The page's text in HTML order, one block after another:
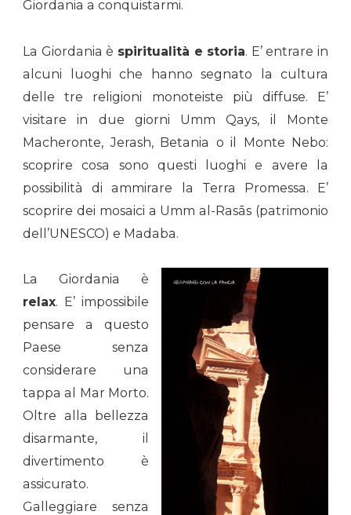
Giordania a conquistarmi.
La Giordania è spiritualità e storia. E’ entrare in
alcuni luoghi che hanno segnato la cultura
delle tre religioni monoteiste più diffuse. E’
visitare in due giorni Umm Qays, il Monte
Macheronte, Jerash, Betania o il Monte Nebo:
scoprire cosa sono questi luoghi e avere la
possibilità di ammirare la Terra Promessa. E’
scoprire dei mosaici a Umm al-Rasās (patrimonio
dell’UNESCO) e Madaba.
La Giordania è
relax. E’ impossibile
pensare a questo
Paese senza
considerare una
tappa al Mar Morto.
Oltre alla bellezza
disarmante, il
divertimento è
assicurato.
Galleggiare senza